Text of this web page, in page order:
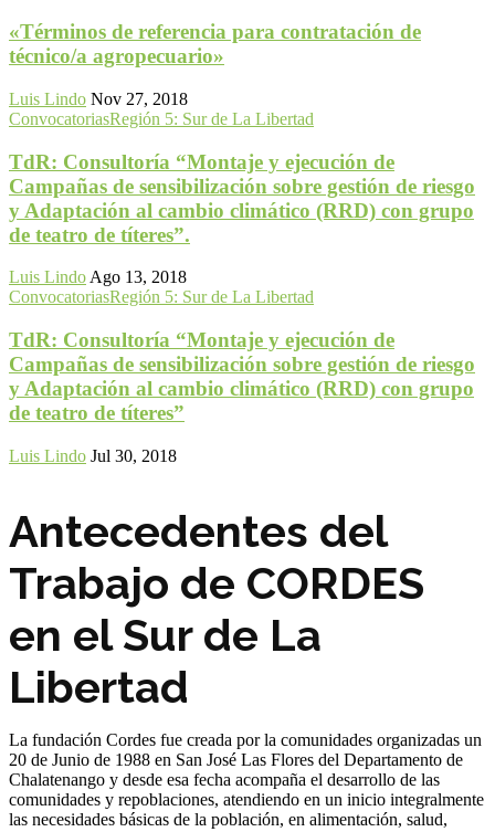
«Términos de referencia para contratación de
técnico/a agropecuario»
Luis Lindo Nov 27, 2018
ConvocatoriasRegión 5: Sur de La Libertad
TdR: Consultoría “Montaje y ejecución de
Campañas de sensibilización sobre gestión de riesgo
y Adaptación al cambio climático (RRD) con grupo
de teatro de títeres”.
Luis Lindo Ago 13, 2018
ConvocatoriasRegión 5: Sur de La Libertad
TdR: Consultoría “Montaje y ejecución de
Campañas de sensibilización sobre gestión de riesgo
y Adaptación al cambio climático (RRD) con grupo
de teatro de títeres”
Luis Lindo Jul 30, 2018
Antecedentes del
Trabajo de CORDES
en el Sur de La
Libertad
La fundación Cordes fue creada por la comunidades organizadas un
20 de Junio de 1988 en San José Las Flores del Departamento de
Chalatenango y desde esa fecha acompaña el desarrollo de las
comunidades y repoblaciones, atendiendo en un inicio integralmente
las necesidades básicas de la población, en alimentación, salud,